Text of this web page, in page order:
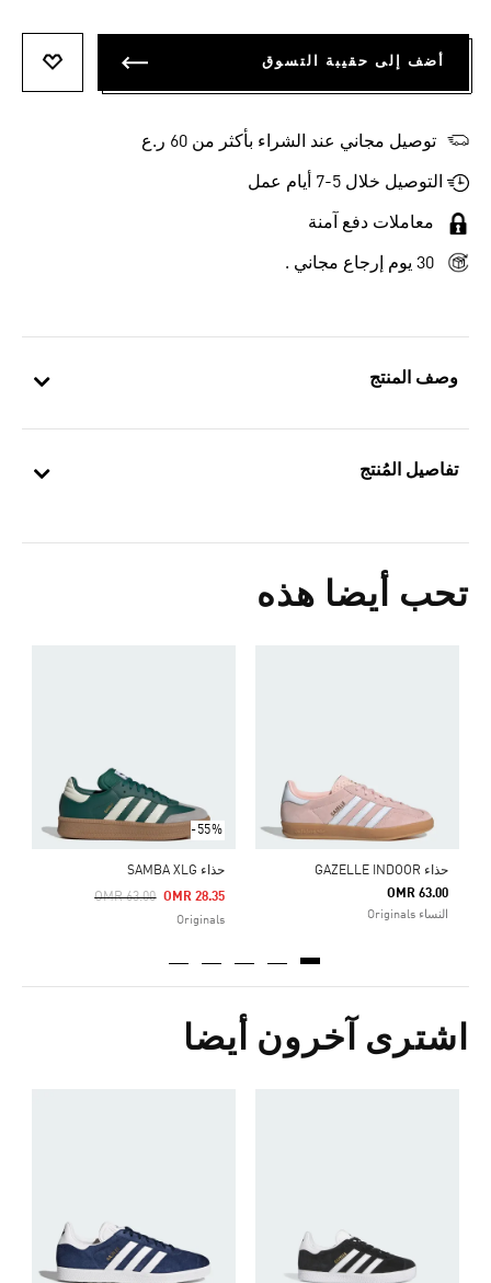
وصف المنتج
تفاصيل المُنتج
تحب أيضا هذه
حذاء GAZELLE INDOOR
OMR 63.00
النساء Originals
-55%
حذاء SAMBA XLG
Price Reduced From
OMR 63.00
To OMR 28.35
Originals
اشترى آخرون أيضا
أضف إلى حقيبة التسوق
توصيل مجاني عند الشراء بأكثر من 60 ر.ع
التوصيل خلال 5-7 أيام عمل
معاملات دفع آمنة